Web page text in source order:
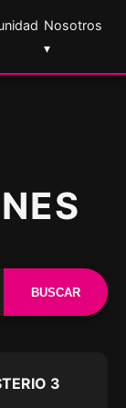
Nosotros
▾
BUSCAR
3